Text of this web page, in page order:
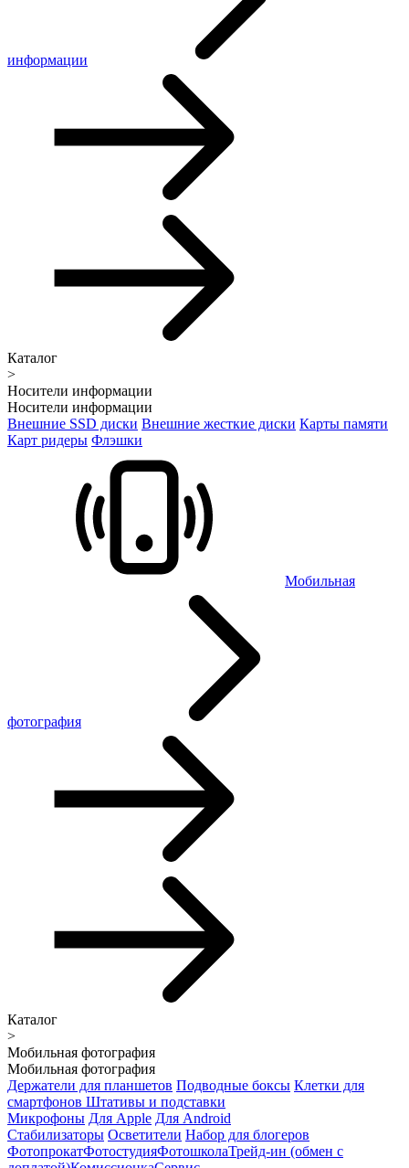
информации
Каталог
>
Носители информации
Носители информации
Внешние SSD диски Внешние жесткие диски Карты памяти
Карт ридеры Флэшки
Мобильная
фотография
Каталог
>
Мобильная фотография
Мобильная фотография
Держатели для планшетов Подводные боксы Клетки для
смартфонов Штативы и подставки
Микрофоны Для Apple Для Android
Стабилизаторы Осветители Набор для блогеров
ФотопрокатФотостудияФотошколаТрейд-ин (обмен с